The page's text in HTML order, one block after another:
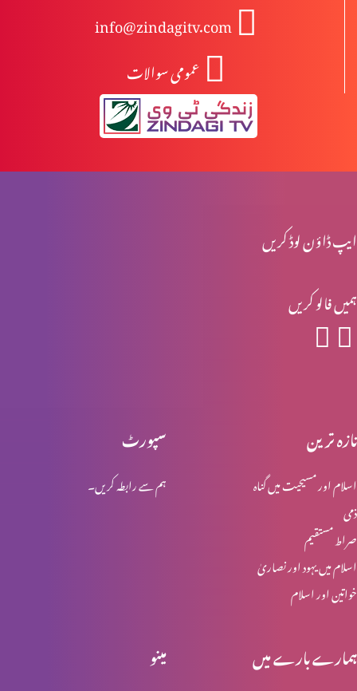
مخالفِ مسیح کے ظہور کی علامات (حصہ 2)
مخلفِ مسیح کے ظہور کی علامات (حصہ 1)
نوح کے ایام اور آج کے ایام میں مماثلت (حصہ 2)
نوح کے ایام اور آج کے ایام میں مماثلت (حصہ 1)
ابنِ آدم کے دنو ں میں کیا ہوگا؟
نفالیم کے بارے میں وضاحت
info@zindagitv.com
عمومی سوالات
ایپ ڈاؤن لوڈ کریں
ہمیں فالو کریں
سپورٹ
ہم سے رابطہ کریں۔
تازہ ترین
اسلام اور مسیحیت میں گناہ
ذمی
صراط مستقیم
اسلام میں یہود اور نصاریٰ
خواتین اور اسلام
مینو ہمارے بارے میں